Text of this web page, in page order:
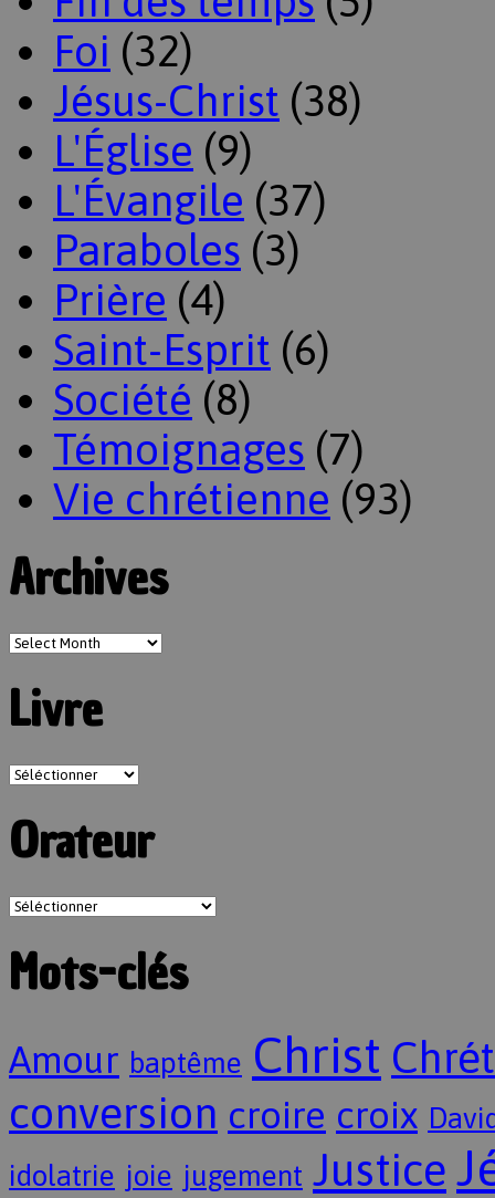
Foi (32)
Jésus-Christ (38)
L'Église (9)
L'Évangile (37)
Paraboles (3)
Prière (4)
Saint-Esprit (6)
Société (8)
Témoignages (7)
Vie chrétienne (93)
Archives
Livre
Orateur
Mots-clés
Amour baptême Christ
conversion croire croix
idolatrie joie jugement Justice